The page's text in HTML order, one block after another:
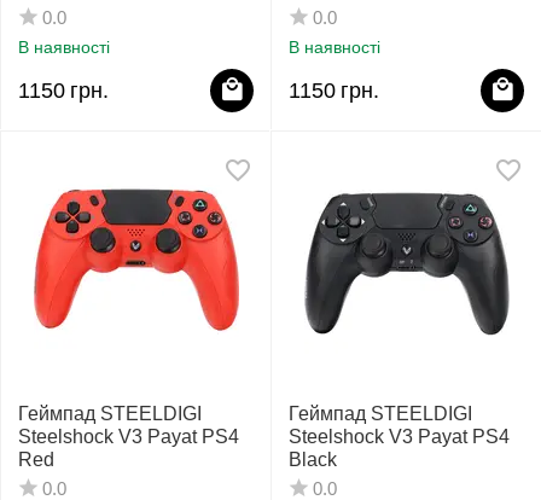
0.0
В наявності
1150 грн.
0.0
В наявності
1150 грн.
Геймпад STEELDIGI
Steelshock V3 Payat PS4
Red
0.0
Геймпад STEELDIGI
Steelshock V3 Payat PS4
Black
0.0